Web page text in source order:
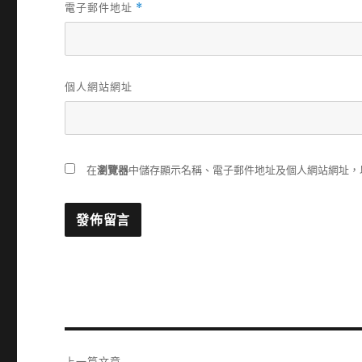
電子郵件地址 *
個人網站網址
在瀏覽器中儲存顯示名稱、電子郵件地址及個人網站網址